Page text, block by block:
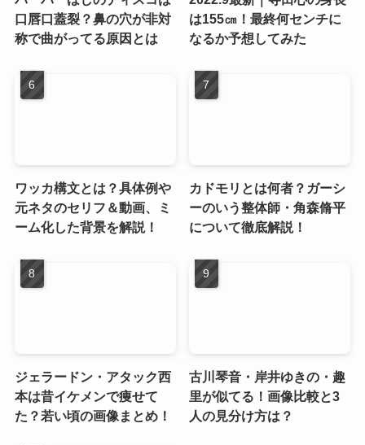
口唇口蓋裂？鼻の穴が非対
称で曲がってる原因とは
は155㎝！最終何センチに
なるか予想してみた
ワッカ構文とは？具体例や
元ネタのセリフ＆動画、ミ
ーム化した背景を解説！
カドモリとは何者？ガーシ
ーのいう整体師・角森脩平
について徹底解説！
ジェラードン・アタック西
本は昔イケメンで痩せて
た？若い頃の画像まとめ！
古川琴音・岸井ゆきの・趣
里が似てる！画像比較と3
人の見分け方は？